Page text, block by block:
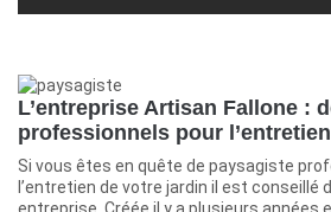
L’entreprise Artisan Fallone :
professionnels pour
Si vous êtes en quête de paysagiste
l’entretien de votre jardin il est conseillé